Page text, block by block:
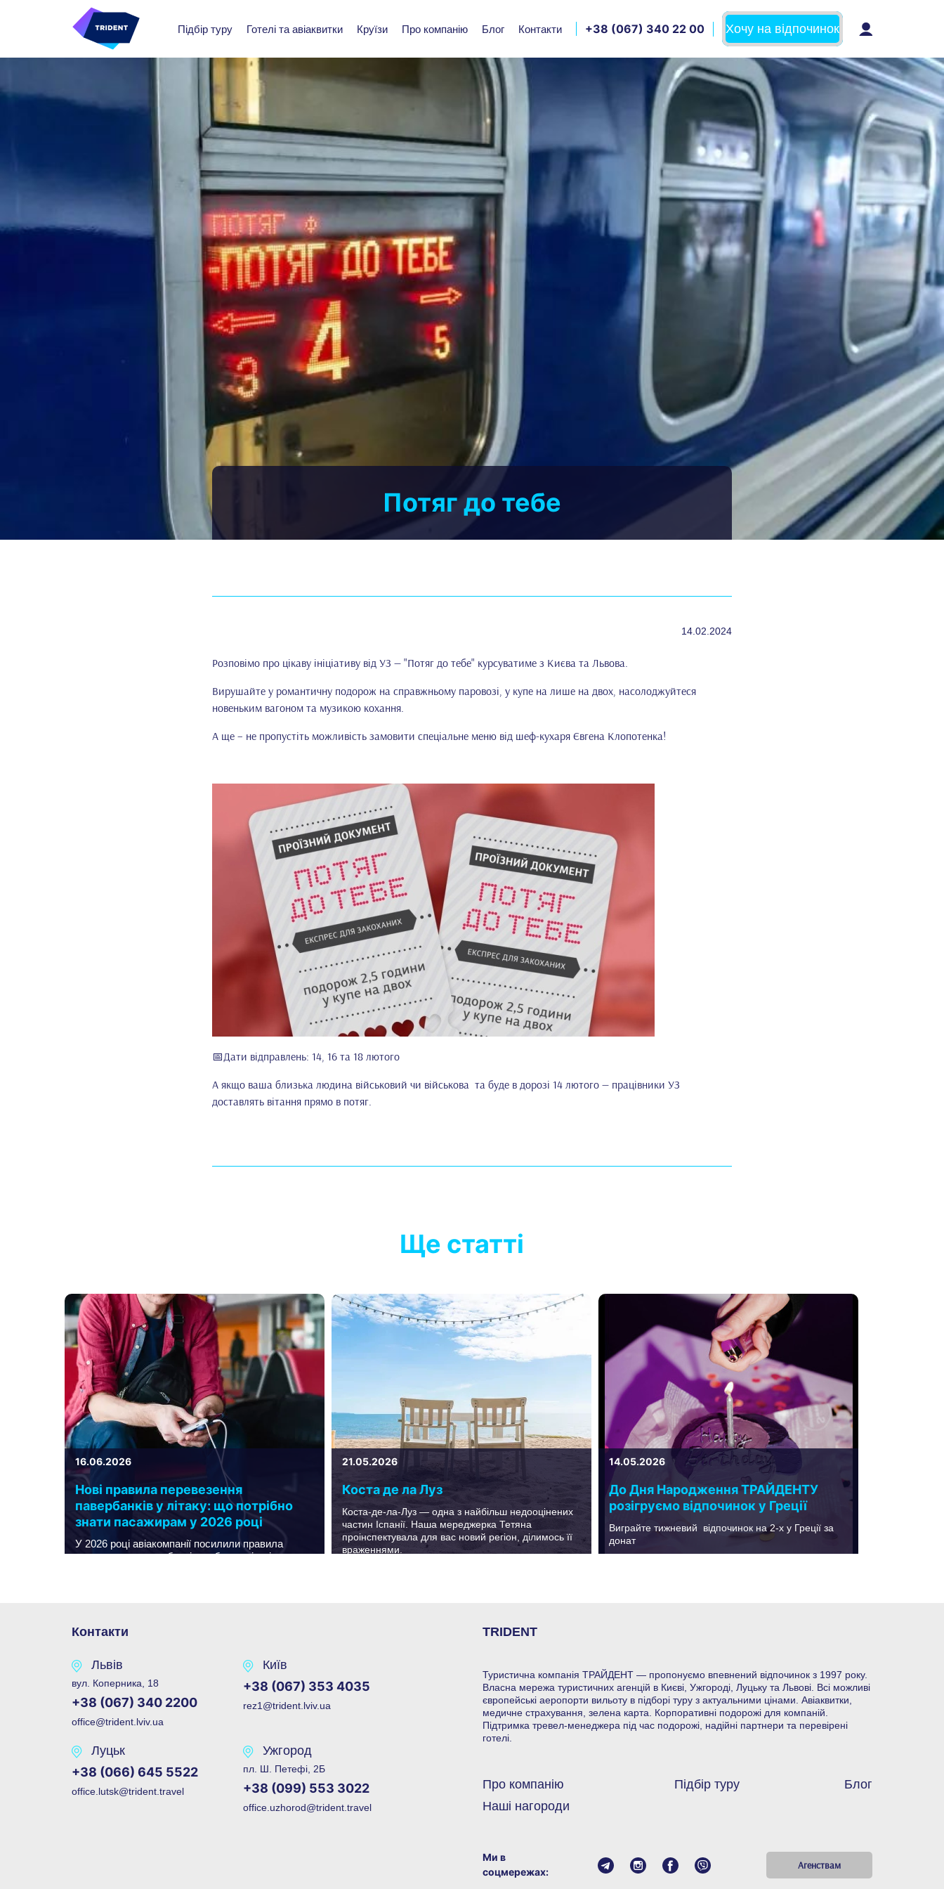
Підбір туру Готелі та авіаквитки Круїзи Про компанію Блог Контакти +38 (067) 340 22 00 Хочу на відпочинок
Потяг до тебе
14.02.2024
Розповімо про цікаву ініціативу від УЗ — "Потяг до тебе" курсуватиме з Києва та Львова.
Вирушайте у романтичну подорож на справжньому паровозі, у купе на лише на двох, насолоджуйтеся
новеньким вагоном та музикою кохання.
А ще – не пропустіть можливість замовити спеціальне меню від шеф-кухаря Євгена Клопотенка!
📅Дати відправлень: 14, 16 та 18 лютого
А якщо ваша близька людина військовий чи військова та буде в дорозі 14 лютого — працівники УЗ
доставлять вітання прямо в потяг.
Ще статті
16.06.2026
Нові правила перевезення
павербанків у літаку: що потрібно
знати пасажирам у 2026 році
У 2026 році авіакомпанії посилили правила
перевезення павербанків на борту літаків.
21.05.2026
Коста де ла Луз
Коста-де-ла-Луз — одна з найбільш недооцінених
частин Іспанії. Наша мереджерка Тетяна
проінспектувала для вас новий регіон, ділимось її
враженнями.
14.05.2026
До Дня Народження ТРАЙДЕНТУ
розігруємо відпочинок у Греції
Виграйте тижневий відпочинок на 2-х у Греції за
донат
Контакти
Львів
вул. Коперника, 18
+38 (067) 340 2200
office@trident.lviv.ua
Київ
+38 (067) 353 4035
rez1@trident.lviv.ua
Луцьк
+38 (066) 645 5522
office.lutsk@trident.travel
Ужгород
пл. Ш. Петефі, 2Б
+38 (099) 553 3022
office.uzhorod@trident.travel
TRIDENT
Туристична компанія ТРАЙДЕНТ — пропонуємо впевнений відпочинок з 1997 року.
Власна мережа туристичних агенцій в Києві, Ужгороді, Луцьку та Львові. Всі можливі
європейські аеропорти вильоту в підборі туру з актуальними цінами. Авіаквитки,
медичне страхування, зелена карта. Корпоративні подорожі для компаній.
Підтримка тревел-менеджера під час подорожі, надійні партнери та перевірені
готелі.
Про компанію
Наші нагороди
Підбір туру Блог
Ми в
соцмережах:
Агенствам